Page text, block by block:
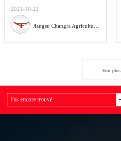
2021-10-22
Voir plus